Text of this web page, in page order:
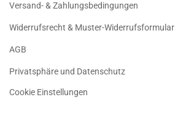
Versand- & Zahlungsbedingungen
Widerrufsrecht & Muster-Widerrufsformular
AGB
Privatsphäre und Datenschutz
Cookie Einstellungen